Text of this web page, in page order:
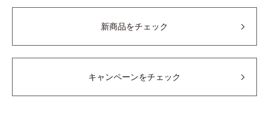
新商品をチェック
キャンペーンをチェック